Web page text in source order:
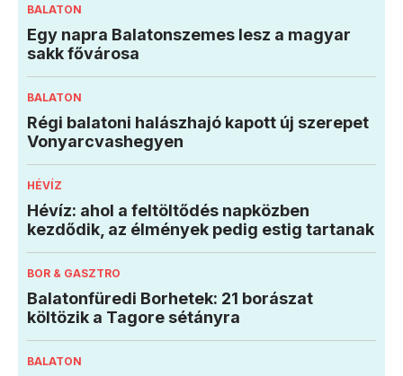
BALATON
Egy napra Balatonszemes lesz a magyar
sakk fővárosa
BALATON
Régi balatoni halászhajó kapott új szerepet
Vonyarcvashegyen
HÉVÍZ
Hévíz: ahol a feltöltődés napközben
kezdődik, az élmények pedig estig tartanak
BOR & GASZTRO
Balatonfüredi Borhetek: 21 borászat
költözik a Tagore sétányra
BALATON